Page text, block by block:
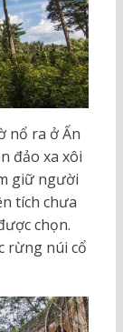
nổ ra ở Ấn
đảo xa xôi
giữ người
tích chưa
chọn.
rừng núi cổ